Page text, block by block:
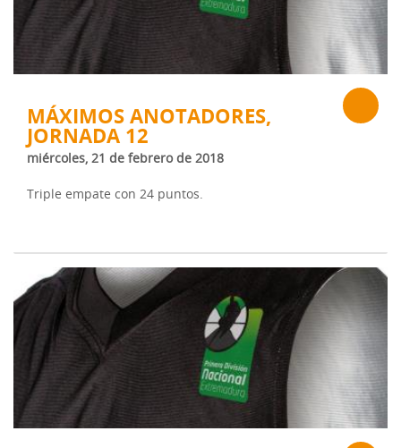
MÁXIMOS ANOTADORES,
JORNADA 12
miércoles, 21 de febrero de 2018
Triple empate con 24 puntos.